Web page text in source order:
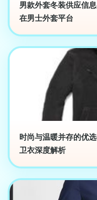
男款外套冬装供应信
在男士外套平台
时尚与温暖并存的优
卫衣深度解析